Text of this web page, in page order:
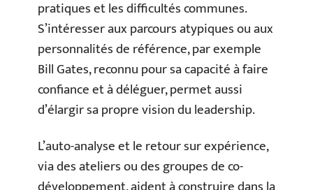
pratiques et les difficultés communes.
S’intéresser aux parcours atypiques ou aux
personnalités de référence, par exemple
Bill Gates, reconnu pour sa capacité à faire
confiance et à déléguer, permet aussi
d’élargir sa propre vision du leadership.
L’auto-analyse et le retour sur expérience,
via des ateliers ou des groupes de co-